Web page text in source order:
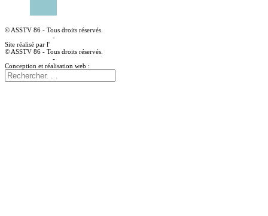
© ASSTV 86 - Tous droits réservés.
-
Site réalisé par l'
© ASSTV 86 - Tous droits réservés.
-
Conception et réalisation web :